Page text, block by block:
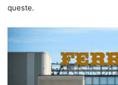
queste.